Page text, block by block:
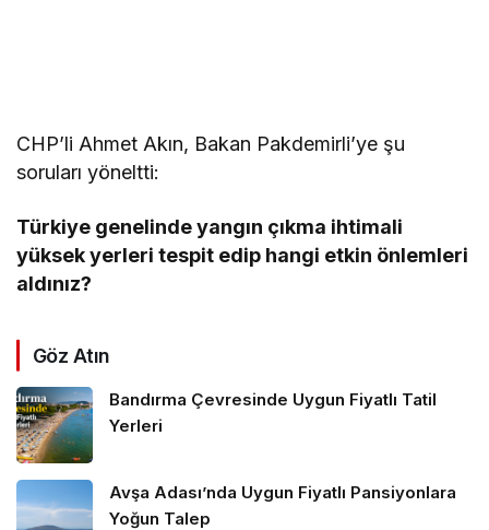
CHP’li Ahmet Akın, Bakan Pakdemirli’ye şu
soruları yöneltti:
Türkiye genelinde yangın çıkma ihtimali
yüksek yerleri tespit edip hangi etkin önlemleri
aldınız?
Göz Atın
Bandırma Çevresinde Uygun Fiyatlı Tatil
Yerleri
Avşa Adası’nda Uygun Fiyatlı Pansiyonlara
Yoğun Talep